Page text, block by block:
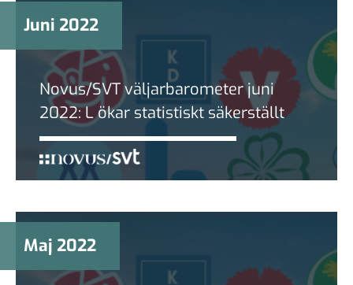
Juni 2022
Novus/SVT väljarbarometer juni
2022: L ökar statistiskt säkerställt
Maj 2022